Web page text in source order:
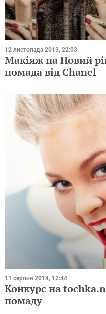
12 листопада 2013, 22:03
Макіяж на Новий
помада від Chanel
11 серпня 2014, 12:44
Конкурс на
помаду